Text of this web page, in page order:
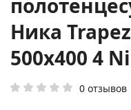
Ника
500x400 4
0 отзывов